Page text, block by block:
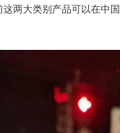
两大类别产品可以在中